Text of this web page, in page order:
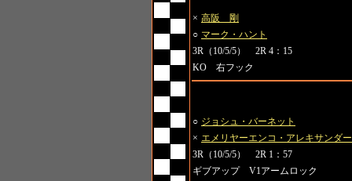
× 高阪 剛
○ マーク・ハント
3R（10/5/5） 2R 4：15
KO 右フック
○ ジョシュ・バーネット
× エメリヤーエンコ・アレキサンダー
3R（10/5/5） 2R 1：57
ギブアップ V1アームロック